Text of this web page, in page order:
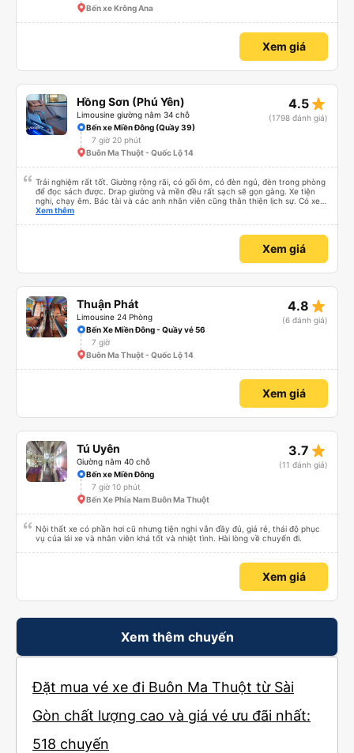
Bến xe Krông Ana
Xem giá
Hồng Sơn (Phú Yên)
Limousine giường nằm 34 chỗ
4.5 star_rate
(1798 đánh giá)
Bến xe Miền Đông (Quầy 39)
7 giờ 20 phút
Buôn Ma Thuột - Quốc Lộ 14
Trải nghiệm rất tốt. Giường rộng rãi, có gối ôm, có đèn ngủ, đèn trong phòng
để đọc sách được. Drap giường và mền đều rất sạch sẽ gọn gàng. Xe tiện
nghi, chạy êm. Bác tài và các anh nhân viên cũng thân thiện lịch sự. Có xe
trung chuyển về nội thành thành phố tuy hoà rất tiện. Giá vé hợp lý. Nói
Xem thêm
Xem giá
Thuận Phát
Limousine 24 Phòng
4.8 star_rate
(6 đánh giá)
Bến Xe Miền Đông - Quầy vé 56
7 giờ
Buôn Ma Thuột - Quốc Lộ 14
Xem giá
Tú Uyên
Giường nằm 40 chỗ
3.7 star_rate
(11 đánh giá)
Bến xe Miền Đông
7 giờ 10 phút
Bến Xe Phía Nam Buôn Ma Thuột
Nội thất xe có phần hơi cũ nhưng tiện nghi vẫn đầy đủ, giá rẻ, thái độ phục
vụ của lái xe và nhân viên khá tốt và nhiệt tình. Hài lòng về chuyến đi.
Xem giá
Xem thêm chuyến
Đặt mua vé xe đi Buôn Ma Thuột từ Sài
Gòn chất lượng cao và giá vé ưu đãi nhất:
518 chuyến